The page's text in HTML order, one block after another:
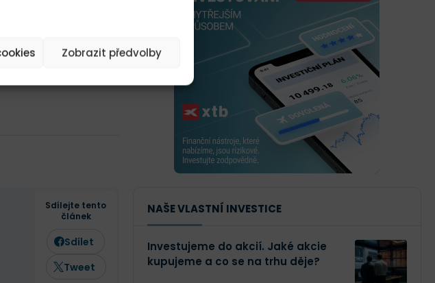
Zobrazit předvolby
Sdílejte tento
článek
Sdílet
Tweet
NAŠE VLASTNÍ INVESTICE
Investujeme do akcií. Jaké akcie
kupujeme a co se na trhu děje?